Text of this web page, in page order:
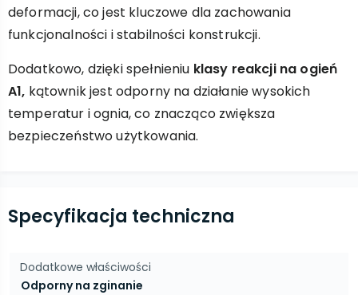
deformacji, co jest kluczowe dla zachowania
funkcjonalności i stabilności konstrukcji.
Dodatkowo, dzięki spełnieniu klasy reakcji na ogień
A1, kątownik jest odporny na działanie wysokich
temperatur i ognia, co znacząco zwiększa
bezpieczeństwo użytkowania.
Specyfikacja techniczna
Dodatkowe właściwości
Odporny na zginanie